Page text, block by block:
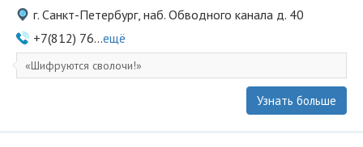
г. Санкт-Петербург, наб. Обводного канала д. 40
+7(812) 76...ещё
Шифруются сволочи!
Узнать больше